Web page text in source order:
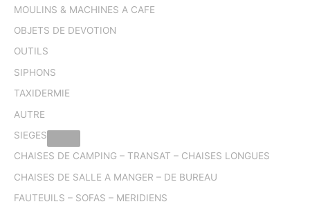
MOULINS & MACHINES A CAFE
OBJETS DE DEVOTION
OUTILS
SIPHONS
TAXIDERMIE
AUTRE
SIEGES
CHAISES DE CAMPING – TRANSAT – CHAISES LONGUES
CHAISES DE SALLE A MANGER – DE BUREAU
FAUTEUILS – SOFAS – MERIDIENS